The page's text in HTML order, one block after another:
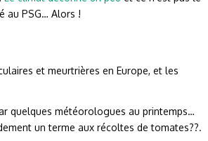
au PSG… Alors !
et meurtrières en Europe, et les
quelques météorologues au printemps…
un terme aux récoltes de tomates??.